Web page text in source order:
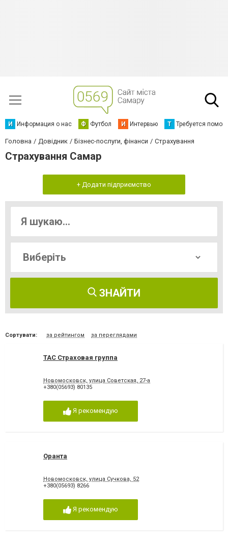
И Информация о нас Ф Футбол И Интервью Т Требуется
Головна Довідник Бізнес-послуги, фінанси Страхування
Страхування Самар
+ Додати підприємство
ЗНАЙТИ
Сортувати: за рейтингом за переглядами
ТАС Страховая группа
Новомосковск, улица Советская, 27-а
+380(05693) 80135
Я рекомендую
Оранта
Новомосковск, улица Сучкова, 52
+380(05693) 8266
Я рекомендую